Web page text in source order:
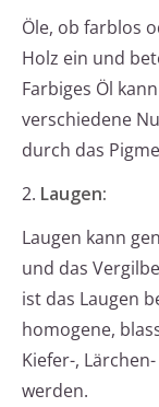
Öle, ob farblos
Holz ein und
Farbiges Öl
verschiedene
durch das
2. Laugen:
Laugen kann
und das
ist das Laugen
homogene,
Kiefer-,
werden.